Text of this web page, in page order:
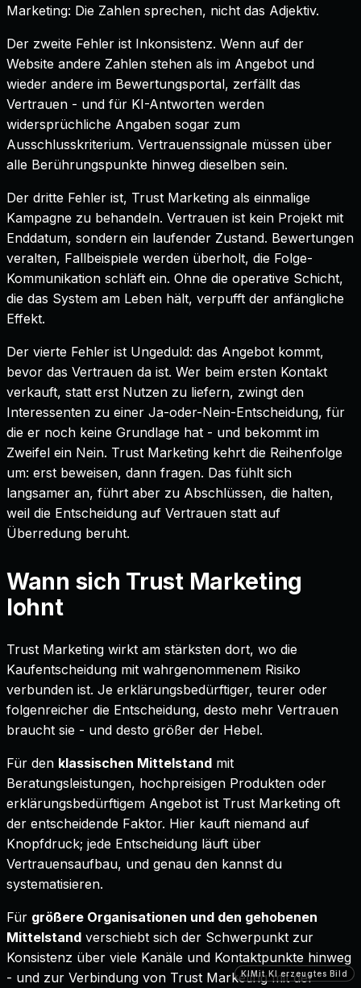
KIMit KI erzeugtes Bild
KIMit KI erzeugtes Bild
KIMit KI erzeugtes Bild
Marketing: Die Zahlen sprechen, nicht das Adjektiv.
Der zweite Fehler ist Inkonsistenz. Wenn auf der
Website andere Zahlen stehen als im Angebot und
wieder andere im Bewertungsportal, zerfällt das
Vertrauen - und für KI-Antworten werden
widersprüchliche Angaben sogar zum
Ausschlusskriterium. Vertrauenssignale müssen über
alle Berührungspunkte hinweg dieselben sein.
Der dritte Fehler ist, Trust Marketing als einmalige
Kampagne zu behandeln. Vertrauen ist kein Projekt mit
Enddatum, sondern ein laufender Zustand. Bewertungen
veralten, Fallbeispiele werden überholt, die Folge-
Kommunikation schläft ein. Ohne die operative Schicht,
die das System am Leben hält, verpufft der anfängliche
Effekt.
Der vierte Fehler ist Ungeduld: das Angebot kommt,
bevor das Vertrauen da ist. Wer beim ersten Kontakt
verkauft, statt erst Nutzen zu liefern, zwingt den
Interessenten zu einer Ja-oder-Nein-Entscheidung, für
die er noch keine Grundlage hat - und bekommt im
Zweifel ein Nein. Trust Marketing kehrt die Reihenfolge
um: erst beweisen, dann fragen. Das fühlt sich
langsamer an, führt aber zu Abschlüssen, die halten,
weil die Entscheidung auf Vertrauen statt auf
Überredung beruht.
Wann sich Trust Marketing
lohnt
Trust Marketing wirkt am stärksten dort, wo die
Kaufentscheidung mit wahrgenommenem Risiko
verbunden ist. Je erklärungsbedürftiger, teurer oder
folgenreicher die Entscheidung, desto mehr Vertrauen
braucht sie - und desto größer der Hebel.
Für den klassischen Mittelstand mit
Beratungsleistungen, hochpreisigen Produkten oder
erklärungsbedürftigem Angebot ist Trust Marketing oft
der entscheidende Faktor. Hier kauft niemand auf
Knopfdruck; jede Entscheidung läuft über
Vertrauensaufbau, und genau den kannst du
systematisieren.
Für größere Organisationen und den gehobenen
Mittelstand verschiebt sich der Schwerpunkt zur
Konsistenz über viele Kanäle und Kontaktpunkte hinweg
- und zur Verbindung von Trust Marketing mit der